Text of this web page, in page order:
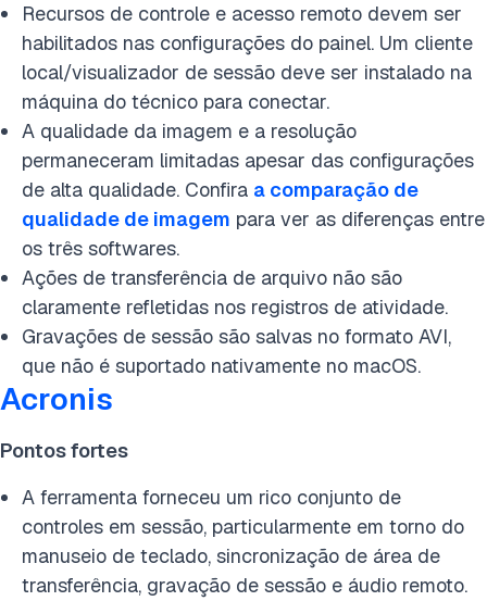
Recursos de controle e acesso remoto devem ser
habilitados nas configurações do painel. Um cliente
local/visualizador de sessão deve ser instalado na
máquina do técnico para conectar.
A qualidade da imagem e a resolução
permaneceram limitadas apesar das configurações
de alta qualidade. Confira a comparação de
qualidade de imagem para ver as diferenças entre
os três softwares.
Ações de transferência de arquivo não são
claramente refletidas nos registros de atividade.
Gravações de sessão são salvas no formato AVI,
que não é suportado nativamente no macOS.
Acronis
Pontos fortes
A ferramenta forneceu um rico conjunto de
controles em sessão, particularmente em torno do
manuseio de teclado, sincronização de área de
transferência, gravação de sessão e áudio remoto.